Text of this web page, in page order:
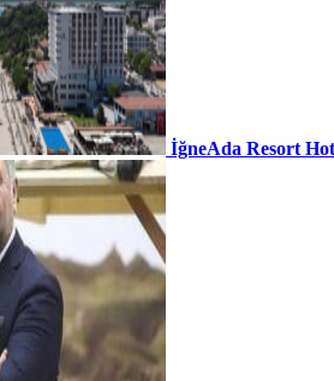
İğneAda Resort